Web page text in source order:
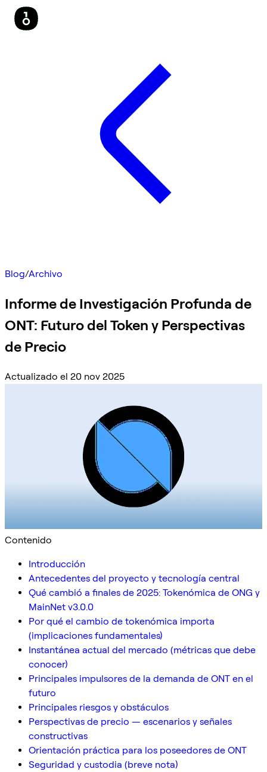
Blog/Archivo
Informe de Investigación Profunda de
ONT: Futuro del Token y Perspectivas
de Precio
Actualizado el 20 nov 2025
Contenido
Introducción
Antecedentes del proyecto y tecnología central
Qué cambió a finales de 2025: Tokenómica de ONG y
MainNet v3.0.0
Por qué el cambio de tokenómica importa
(implicaciones fundamentales)
Instantánea actual del mercado (métricas que debe
conocer)
Principales impulsores de la demanda de ONT en el
futuro
Principales riesgos y obstáculos
Perspectivas de precio — escenarios y señales
constructivas
Orientación práctica para los poseedores de ONT
Seguridad y custodia (breve nota)